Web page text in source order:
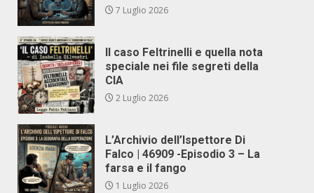
7 Luglio 2026
Il caso Feltrinelli e quella nota
speciale nei file segreti della
CIA
2 Luglio 2026
L’Archivio dell’Ispettore Di
Falco | 46909 -Episodio 3 – La
farsa e il fango
1 Luglio 2026